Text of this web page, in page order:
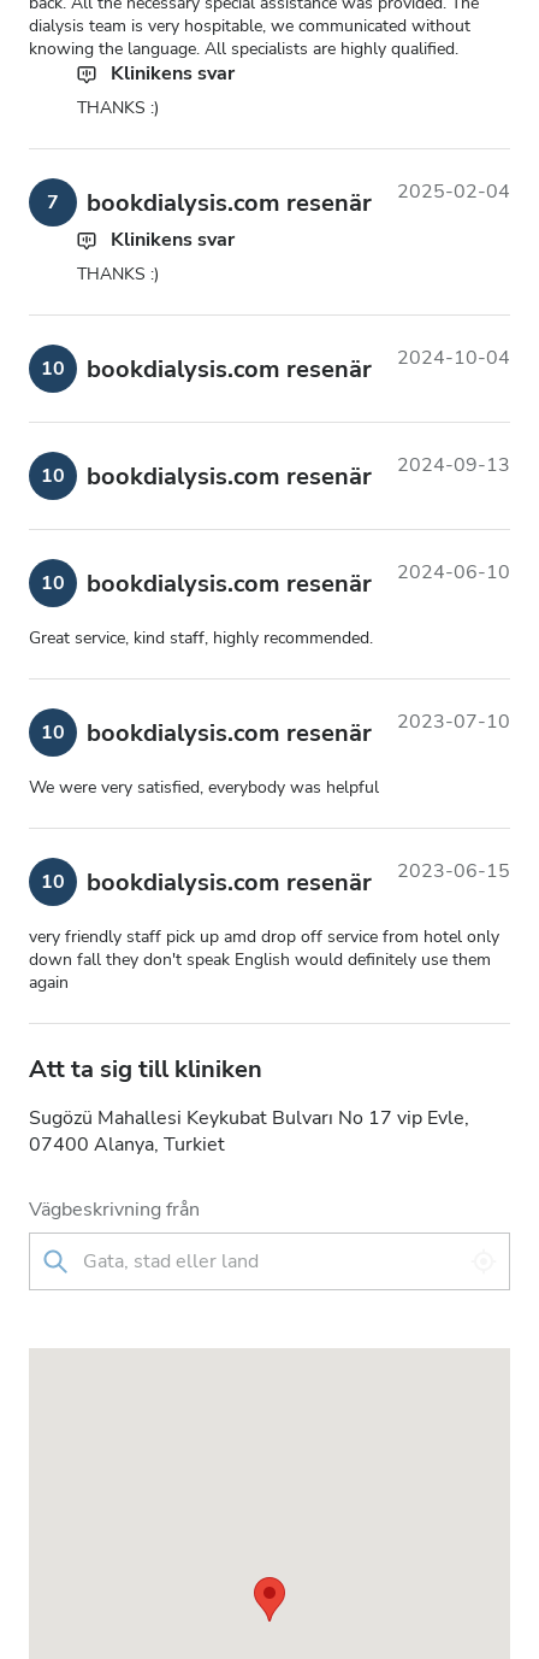
dialysis team is very hospitable, we communicated without
knowing the language. All specialists are highly qualified.
Klinikens svar
THANKS :)
7 bookdialysis.com resenär
2025-02-04
Klinikens svar
THANKS :)
10 bookdialysis.com resenär 2024-10-04
10 bookdialysis.com resenär 2024-09-13
10 bookdialysis.com resenär 2024-06-10
Great service, kind staff, highly recommended.
10 bookdialysis.com resenär 2023-07-10
We were very satisfied, everybody was helpful
10 bookdialysis.com resenär 2023-06-15
very friendly staff pick up amd drop off service from hotel only
down fall they don't speak English would definitely use them
again
Att ta sig till kliniken
Sugözü Mahallesi Keykubat Bulvarı No 17 vip Evle,
07400 Alanya, Turkiet
Vägbeskrivning från